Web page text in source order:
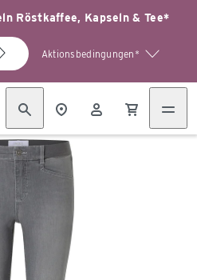
Röstkaffee, Kapseln & Tee*
Aktionsbedingungen*